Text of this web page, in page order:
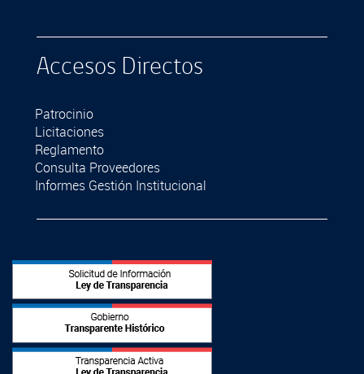
Accesos Directos
Patrocinio
Licitaciones
Reglamento
Consulta Proveedores
Informes Gestión Institucional